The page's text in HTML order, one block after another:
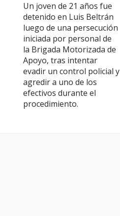
Un joven de 21 años fue
detenido en Luis Beltrán
luego de una persecución
iniciada por personal de
la Brigada Motorizada de
Apoyo, tras intentar
evadir un control policial y
agredir a uno de los
efectivos durante el
procedimiento.